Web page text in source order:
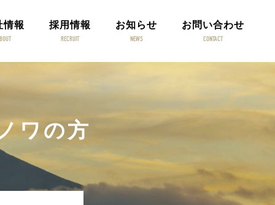
情報 採用情報
RECRUIT
お知らせ
NEWS
お問い合わせ
CONTACT
ワの方